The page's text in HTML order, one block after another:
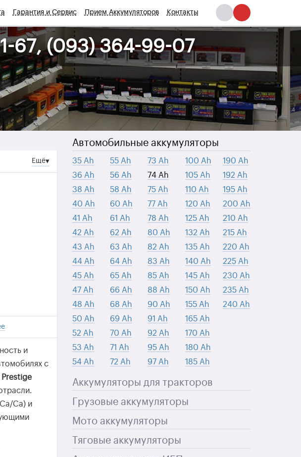
67, (093) 364-99-07
Ещё▾
и
с
Prestige
Са) и
Автомобильные аккумуляторы
35 Ah
36 Ah
38 Ah
40 Ah
41 Ah
42 Ah
43 Ah
44 Ah
45 Ah
47 Ah
48 Ah
50 Ah
52 Ah
53 Ah
54 Ah
55 Ah
56 Ah
58 Ah
60 Ah
61 Ah
62 Ah
63 Ah
64 Ah
65 Ah
66 Ah
68 Ah
69 Ah
70 Ah
71 Ah
72 Ah
73 Ah
74 Ah
75 Ah
77 Ah
78 Ah
80 Ah
82 Ah
83 Ah
85 Ah
88 Ah
90 Ah
91 Ah
92 Ah
95 Ah
97 Ah
100 Ah
105 Ah
110 Ah
120 Ah
125 Ah
132 Ah
135 Ah
140 Ah
145 Ah
150 Ah
155 Ah
165 Ah
170 Ah
180 Ah
185 Ah
190 Ah
192 Ah
195 Ah
200 Ah
210 Ah
215 Ah
220 Ah
225 Ah
230 Ah
235 Ah
240 Ah
Аккумуляторы для тракторов
Грузовые аккумуляторы
Мото аккумуляторы
Тяговые аккумуляторы
Гарантия и Сервис Прием Аккумуляторов Контакты